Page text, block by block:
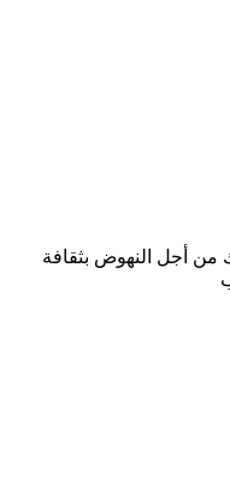
من أجل النهوض بثقافة